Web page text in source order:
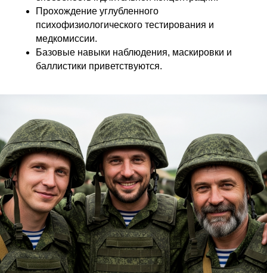
Прохождение углубленного
психофизиологического тестирования и
медкомиссии.
Базовые навыки наблюдения, маскировки и
баллистики приветствуются.